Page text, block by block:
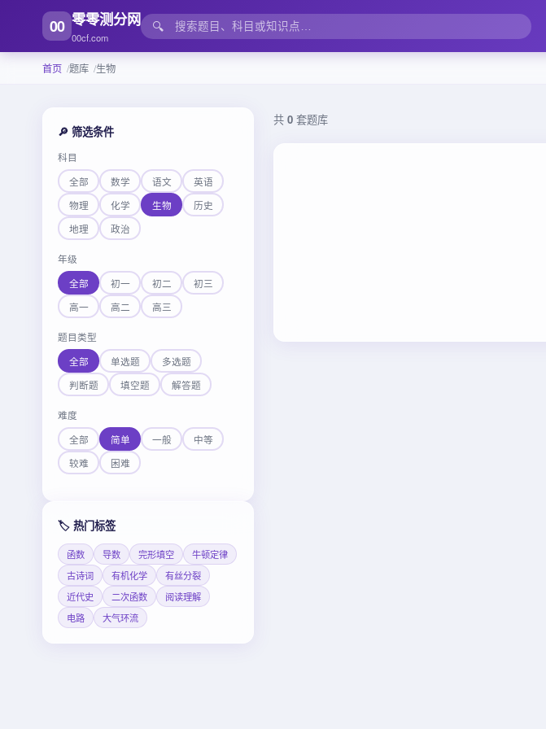
00 零零测分网
00cf.com
🔍
首页 题库 生物
🔎 筛选条件
科目
全部
数学 语文
英语
物理
化学 生物
历史
地理
政治
年级
全部
初一 初二
初三
高一
高二 高三
题目类型
全部
单选题
多选题
判断题
填空题 解答题
难度
全部
简单 一般
中等
较难
困难
🏷️ 热门标签
函数 导数 完形填空
牛顿定律
古诗词
有机化学
有丝分裂
近代史
二次函数
阅读理解
电路
大气环流
共 0 套题库